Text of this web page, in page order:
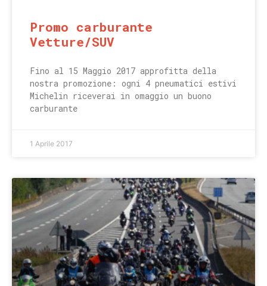
Promo carburante
Vetture/SUV
Fino al 15 Maggio 2017 approfitta della
nostra promozione: ogni 4 pneumatici estivi
Michelin riceverai in omaggio un buono
carburante
1 Aprile 2017